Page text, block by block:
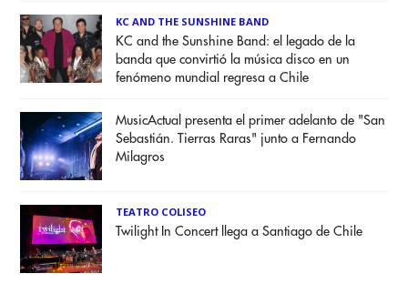
KC AND THE SUNSHINE BAND
KC and the Sunshine Band: el legado de la
banda que convirtió la música disco en un
fenómeno mundial regresa a Chile
MusicActual presenta el primer adelanto de "San
Sebastián. Tierras Raras" junto a Fernando
Milagros
TEATRO COLISEO
Twilight In Concert llega a Santiago de Chile